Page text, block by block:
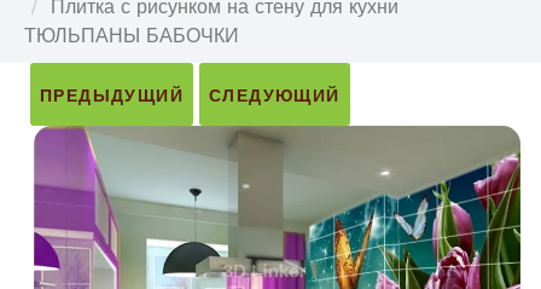
Плитка с рисунком на стену для кухни
ТЮЛЬПАНЫ БАБОЧКИ
ПРЕДЫДУЩИЙ СЛЕДУЮЩИЙ